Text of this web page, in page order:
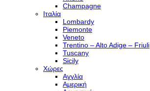
Champagne
Ιταλία
Lombardy
Piemonte
Veneto
Trentino – Alto Adige – Friuli
Tuscany
Sicily
Χώρες
Αγγλία
Αμερική